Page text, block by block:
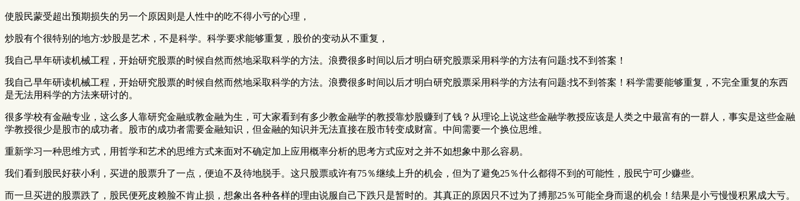
使股民蒙受超出预期损失的另一个原因则是人性中的吃不得小亏的心理，
炒股有个很特别的地方:炒股是艺术，不是科学。科学要求能够重复，股价的变动从不重复，
我自己早年研读机械工程，开始研究股票的时候自然而然地采取科学的方法。浪费很多时间以后才明白研究股票采用科学的方法有问题:找不到答案！
我自己早年研读机械工程，开始研究股票的时候自然而然地采取科学的方法。浪费很多时间以后才明白研究股票采用科学的方法有问题:找不到答案！科学需要能够重复，不完全重复的东西
是无法用科学的方法来研讨的。
很多学校有金融专业，这么多人靠研究金融或教金融为生，可大家看到有多少教金融学的教授靠炒股赚到了钱？从理论上说这些金融学教授应该是人类之中最富有的一群人，事实是这些金融
学教授很少是股市的成功者。股市的成功者需要金融知识，但金融的知识并无法直接在股市转变成财富。中间需要一个换位思维。
重新学习一种思维方式，用哲学和艺术的思维方式来面对不确定加上应用概率分析的思考方式应对之并不如想象中那么容易。
我们看到股民好获小利，买进的股票升了一点，便迫不及待地脱手。这只股票或许有75％继续上升的机会，但为了避免25％什么都得不到的可能性，股民宁可少赚些。
而一旦买进的股票跌了，股民便死皮赖脸不肯止损，想象出各种各样的理由说服自己下跌只是暂时的。其真正的原因只不过为了搏那25％可能全身而退的机会！结果是小亏慢慢积累成大亏。